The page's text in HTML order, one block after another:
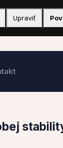
Upraviť